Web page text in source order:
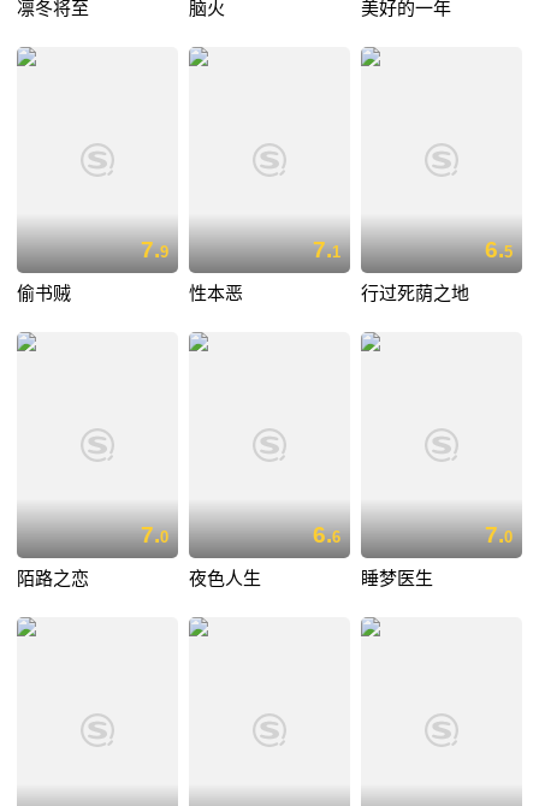
凛冬将至 脑火 美好的一年
7.9
偷书贼
7.1
性本恶
6.5
行过死荫之地
7.0
陌路之恋
6.6
夜色人生
7.0
睡梦医生